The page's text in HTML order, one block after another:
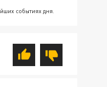
событиях дня.